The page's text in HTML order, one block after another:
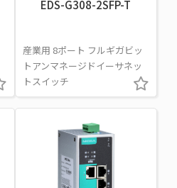
EDS-G308-2SFP-T
産業用 8ポート フルギガビッ
トアンマネージドイーサネッ
トスイッチ